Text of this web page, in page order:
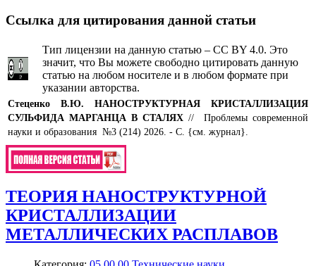
Ссылка для цитирования данной статьи
Тип лицензии на данную статью – CC BY 4.0. Это
значит, что Вы можете свободно цитировать данную
статью на любом носителе и в любом формате при
указании авторства.
Стеценко В.Ю. НАНОСТРУКТУРНАЯ КРИСТАЛЛИЗАЦИЯ
СУЛЬФИДА МАРГАНЦА В СТАЛЯХ // Проблемы современной
науки и образования №3 (214) 2026. - С. {см. журнал}.
ТЕОРИЯ НАНОСТРУКТУРНОЙ
КРИСТАЛЛИЗАЦИИ
МЕТАЛЛИЧЕСКИХ РАСПЛАВОВ